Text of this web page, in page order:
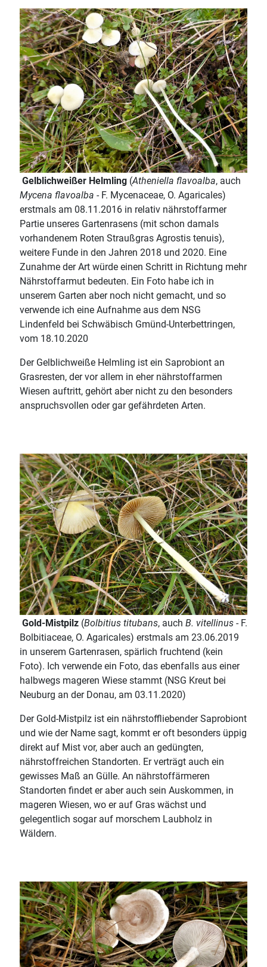
Gelblichweißer Helmling (Atheniella flavoalba, auch
Mycena flavoalba - F. Mycenaceae, O. Agaricales)
erstmals am 08.11.2016 in relativ nährstoffarmer
Partie unseres Gartenrasens (mit schon damals
vorhandenem Roten Straußgras Agrostis tenuis),
weitere Funde in den Jahren 2018 und 2020. Eine
Zunahme der Art würde einen Schritt in Richtung mehr
Nährstoffarmut bedeuten. Ein Foto habe ich in
unserem Garten aber noch nicht gemacht, und so
verwende ich eine Aufnahme aus dem NSG
Lindenfeld bei Schwäbisch Gmünd-Unterbettringen,
vom 18.10.2020
Der Gelblichweiße Helmling ist ein Saprobiont an
Grasresten, der vor allem in eher nährstoffarmen
Wiesen auftritt, gehört aber nicht zu den besonders
anspruchsvollen oder gar gefährdeten Arten.
Gold-Mistpilz (Bolbitius titubans, auch B. vitellinus - F.
Bolbitiaceae, O. Agaricales) erstmals am 23.06.2019
in unserem Gartenrasen, spärlich fruchtend (kein
Foto). Ich verwende ein Foto, das ebenfalls aus einer
halbwegs mageren Wiese stammt (NSG Kreut bei
Neuburg an der Donau, am 03.11.2020)
Der Gold-Mistpilz ist ein nährstoffliebender Saprobiont
und wie der Name sagt, kommt er oft besonders üppig
direkt auf Mist vor, aber auch an gedüngten,
nährstoffreichen Standorten. Er verträgt auch ein
gewisses Maß an Gülle. An nährstoffärmeren
Standorten findet er aber auch sein Auskommen, in
mageren Wiesen, wo er auf Gras wächst und
gelegentlich sogar auf morschem Laubholz in
Wäldern.